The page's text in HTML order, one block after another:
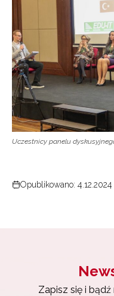
Uczestnicy panelu
Opublikowano: 4.12.2024
Zapisz się i